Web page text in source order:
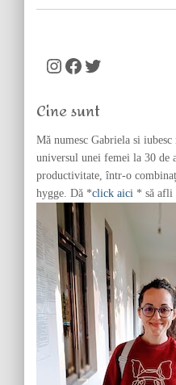
e
o
Instagram Facebook Twitter
Cine sunt
Mă numesc Gabriela si
universul unei femei la 30 de
productivitate, într-o
hygge. Dă *click aici * să afli